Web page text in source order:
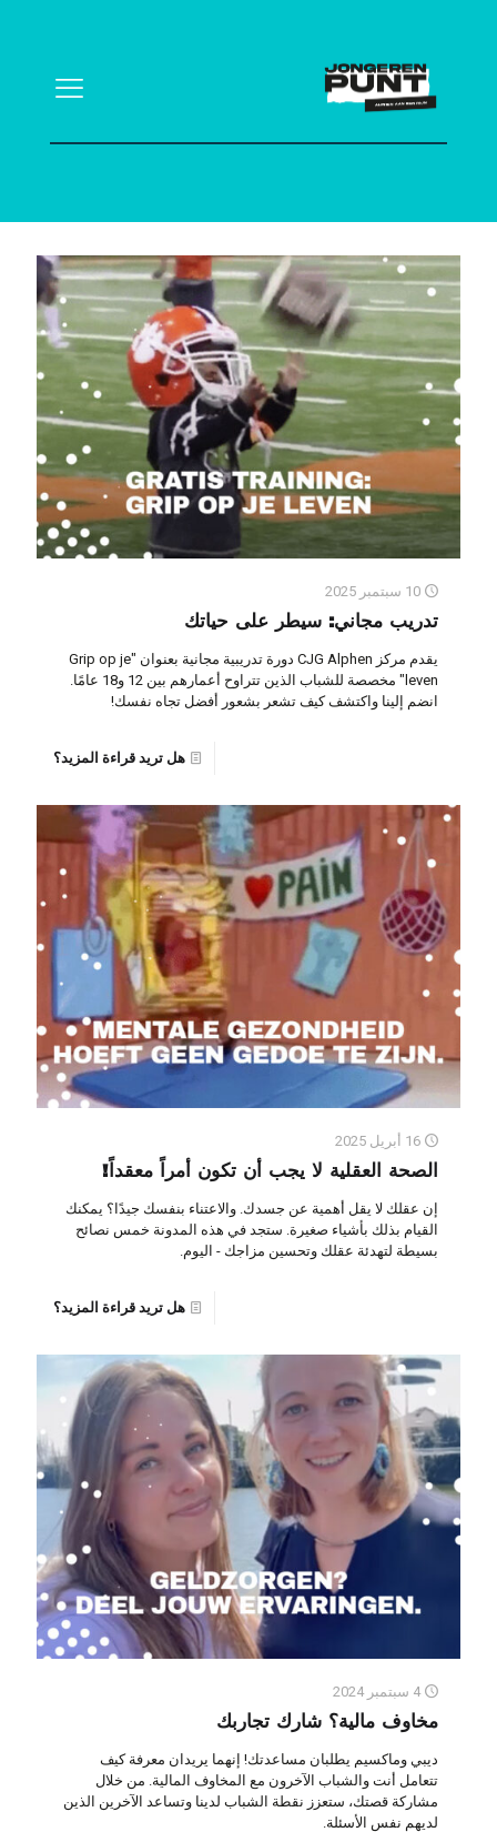
10 سبتمبر 2025
تدريب مجاني: سيطر على حياتك
يقدم مركز CJG Alphen دورة تدريبية مجانية بعنوان "Grip op je
leven" مخصصة للشباب الذين تتراوح أعمارهم بين 12 و18 عامًا.
انضم إلينا واكتشف كيف تشعر بشعور أفضل تجاه نفسك!
هل تريد قراءة المزيد؟
16 أبريل 2025
الصحة العقلية لا يجب أن تكون أمراً معقداً!
إن عقلك لا يقل أهمية عن جسدك. والاعتناء بنفسك جيدًا؟ يمكنك
القيام بذلك بأشياء صغيرة. ستجد في هذه المدونة خمس نصائح
بسيطة لتهدئة عقلك وتحسين مزاجك - اليوم.
هل تريد قراءة المزيد؟
4 سبتمبر 2024
مخاوف مالية؟ شارك تجاربك
ديبي وماكسيم يطلبان مساعدتك! إنهما يريدان معرفة كيف
تتعامل أنت والشباب الآخرون مع المخاوف المالية. من خلال
مشاركة قصتك، ستعزز نقطة الشباب لدينا وتساعد الآخرين الذين
لديهم نفس الأسئلة.